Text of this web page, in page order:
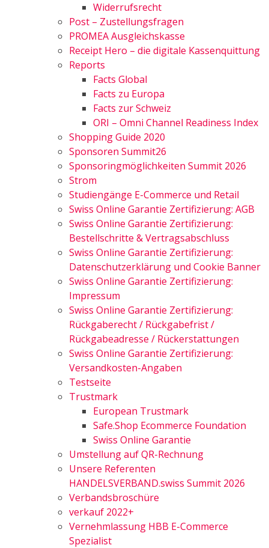
Widerrufsrecht
Post – Zustellungsfragen
PROMEA Ausgleichskasse
Receipt Hero – die digitale Kassenquittung
Reports
Facts Global
Facts zu Europa
Facts zur Schweiz
ORI – Omni Channel Readiness Index
Shopping Guide 2020
Sponsoren Summit26
Sponsoringmöglichkeiten Summit 2026
Strom
Studiengänge E-Commerce und Retail
Swiss Online Garantie Zertifizierung: AGB
Swiss Online Garantie Zertifizierung:
Bestellschritte & Vertragsabschluss
Swiss Online Garantie Zertifizierung:
Datenschutzerklärung und Cookie Banner
Swiss Online Garantie Zertifizierung:
Impressum
Swiss Online Garantie Zertifizierung:
Rückgaberecht / Rückgabefrist /
Rückgabeadresse / Rückerstattungen
Swiss Online Garantie Zertifizierung:
Versandkosten-Angaben
Testseite
Trustmark
European Trustmark
Safe.Shop Ecommerce Foundation
Swiss Online Garantie
Umstellung auf QR-Rechnung
Unsere Referenten
HANDELSVERBAND.swiss Summit 2026
Verbandsbroschüre
verkauf 2022+
Vernehmlassung HBB E-Commerce
Spezialist